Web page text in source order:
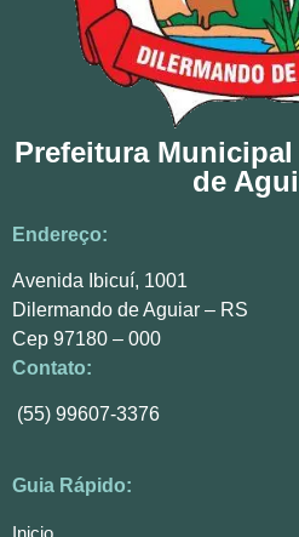
Prefeitura
de
Endereço:
Avenida Ibicuí, 1001
Dilermando de Aguiar – RS
Cep 97180 – 000
Contato:
(55) 99607-3376
Guia Rápido: